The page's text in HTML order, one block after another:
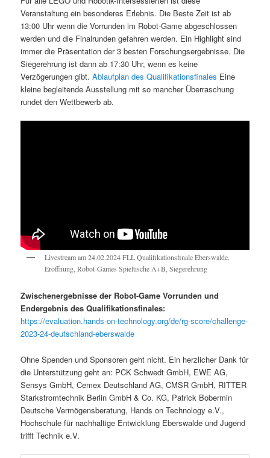
Veranstaltung ein besonderes Erlebnis. Die Beste Zeit ist ab
13:00 Uhr wenn die Vorrunden im Robot-Game abgeschlossen
werden und die Finalrunden gefahren werden. Ein Highlight sind
immer die Präsentation der 3 besten Forschungsergebnisse. Die
Siegerehrung ist dann ab 17:30 Uhr, wenn es keine
Verzögerungen gibt.Ablaufplan des Qualifikationsfinales Eine
kleine begleitende Ausstellung mit so mancher Überraschung
rundet den Wettbewerb ab.
Livestream am 24.02.2024 FLL Qualifikationsfinale Eberswalde,
Eröffnung, Robot-Games Spieltische A+B, Siegerehrung
Zwischenergebnisse der Robot-Game Vorrunden und
Endergebnis des Qualifikationsfinales:
https://evaluation.hands-on-technology.org/de/rg-score/challenge-
2023-24-deutschland-eberswalde
Ohne Spenden und Sponsoren geht nicht. Ein herzlicher Dank für
die Unterstützung geht an: PCK Schwedt GmbH, EWE AG,
Sensys GmbH, Cemex Deutschland AG, CMSR GmbH, RITTER
Starkstromtechnik Berlin GmbH & Co. KG, Patrick Bobermin
Deutsche Vermögensberatung, Hands on Technology e.V.,
Hochschule für nachhaltige Entwicklung Eberswalde und Jugend
trifft Technik e.V.